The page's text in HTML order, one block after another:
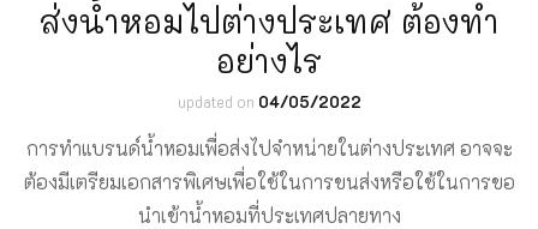
ส่งน้ำหอมไปต่างประเทศ ต้องทำ
อย่างไร
updated on 04/05/2022
การทำแบรนด์น้ำหอมเพื่อส่งไปจำหน่ายในต่างประเทศ อาจจะ
ต้องมีเตรียมเอกสารพิเศษเพื่อใช้ในการขนส่งหรือใช้ในการขอ
นำเข้าน้ำหอมที่ประเทศปลายทาง